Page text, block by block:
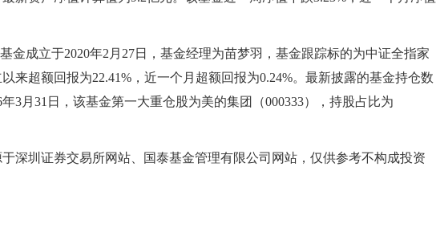
金成立于2020年2月27日，基金经理为苗梦羽，基金跟踪标的为中证全指家
来超额回报为22.41%，近一个月超额回报为0.24%。最新披露的基金持仓数
3月31日，该基金第一大重仓股为美的集团（000333），持股占比为
深圳证券交易所网站、国泰基金管理有限公司网站，仅供参考不构成投资